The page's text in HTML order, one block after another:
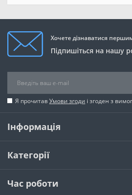
Хочете дізнаватися
Підпишіться на нашу
Я прочитавУмови згоди і згоден з
Інформація
Категорії
Час роботи